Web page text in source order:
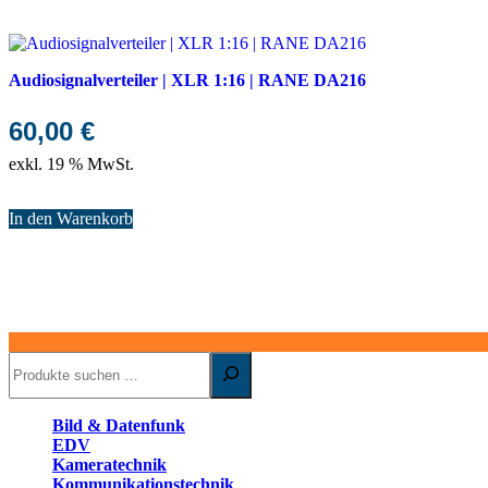
Audiosignalverteiler | XLR 1:16 | RANE DA216
60,00 €
exkl. 19 % MwSt.
In den Warenkorb
Bild & Datenfunk
EDV
Kameratechnik